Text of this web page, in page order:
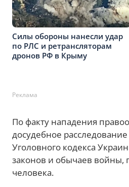
Силы обороны нанесли удар
по РЛС и ретрансляторам
дронов РФ в Крыму
Реклама
По факту нападения
досудебное расследование
Уголовного кодекса
законов и обычаев войны,
человека.